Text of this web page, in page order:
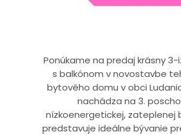
Ponúkame na predaj krásny
s balkónom v novostavbe
bytového domu v obci
nachádza na 3.
nízkoenergetickej, zateplenej
predstavuje ideálne bývanie